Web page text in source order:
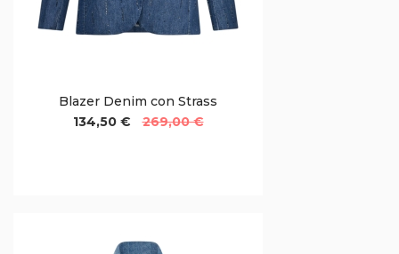
Blazer Denim con Strass
134,50 €
269,00 €